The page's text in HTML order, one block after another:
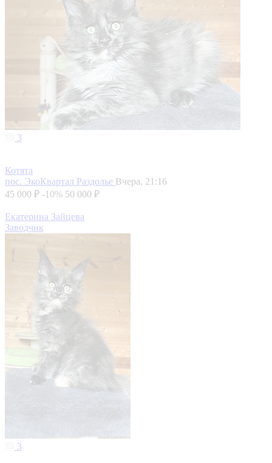
3
Котята
пос. ЭкоКвартал Раздолье Вчера, 21:16
45 000 ₽ -10% 50 000 ₽
Екатерина Зайцева
Заводчик
3